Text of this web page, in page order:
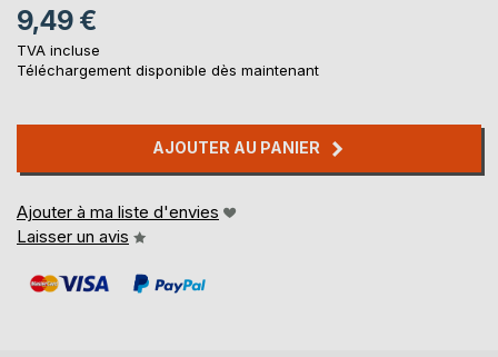
9,49 €
TVA incluse
Téléchargement disponible dès maintenant
AJOUTER AU PANIER
Ajouter à ma liste d'envies
Laisser un avis